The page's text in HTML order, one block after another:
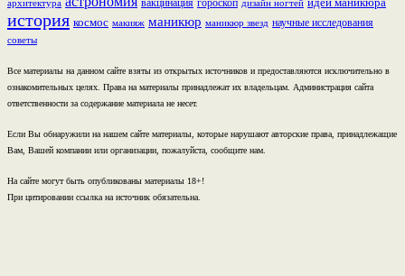
архитектура вакцинация гороскоп дизайн ногтей
история космос макияж маникюр маникюр звезд научные исследования
советы
Все материалы на данном сайте взяты из открытых источников и предоставляются исключительно в
ознакомительных целях. Права на материалы принадлежат их владельцам. Администрация сайта
ответственности за содержание материала не несет.
Если Вы обнаружили на нашем сайте материалы, которые нарушают авторские права, принадлежащие
Вам, Вашей компании или организации, пожалуйста, сообщите нам.
На сайте могут быть опубликованы материалы 18+!
При цитировании ссылка на источник обязательна.